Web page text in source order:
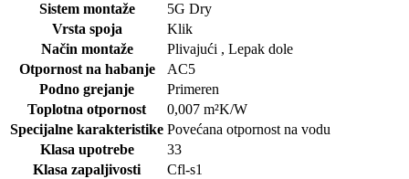
Sistem montaže
5G Dry
Vrsta spoja
Klik
Način montaže
Plivajući , Lepak dole
Otpornost na habanje
AC5
Podno grejanje
Primeren
Toplotna otpornost
0,007 m²K/W
Specijalne karakteristike Povećana otpornost na vodu
Klasa upotrebe
33
Klasa zapaljivosti
Cfl-s1